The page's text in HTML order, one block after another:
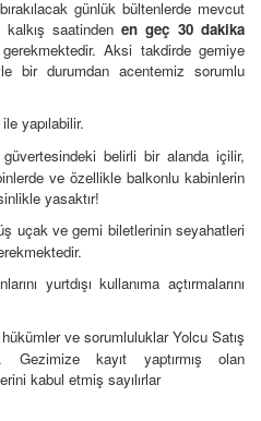
günlük bültenlerde mevcut
kalkış saatindenen geç 30 dakika
Aksi takdirde gemiye
bir durumdan acentemiz sorumlu
yapılabilir.
belirli bir alanda içilir,
ve özellikle balkonlu kabinlerin
yasaktır!
uçak ve gemi biletlerinin seyahatleri
yurtdışı kullanıma açtırmalarını
ve sorumluluklar Yolcu Satış
Gezimize kayıt yaptırmış olan
kabul etmiş sayılırlar